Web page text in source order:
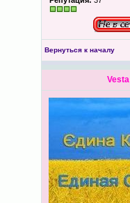
Вернуться к началу
Vesta